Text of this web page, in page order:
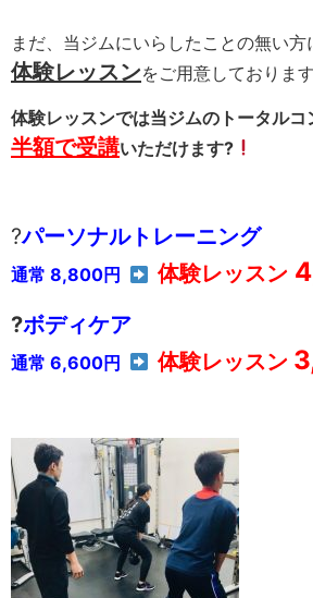
まだ、当ジムにいらしたことの無い方
体験レッスンをご用意しておりま
体験レッスンでは当ジムのトータル
半額で受講いただけます?
?パーソナルトレーニング
通常 8,800円 体験レッスン
?ボディケア
通常 6,600円 体験レッスン